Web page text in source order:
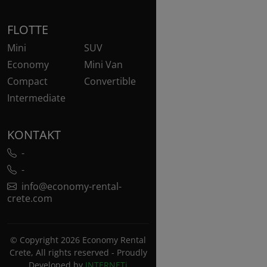
FLOTTE
Mini
Economy
Compact
Intermediate
SUV
Mini Van
Convertible
KONTAKT
-
-
info@economy-rental-
crete.com
© Copyright 2026 Economy Rental
Crete, All rights reserved - Proudly